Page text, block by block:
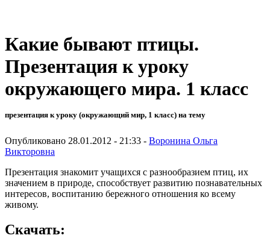
Какие бывают птицы.
Презентация к уроку
окружающего мира. 1 класс
презентация к уроку (окружающий мир, 1 класс) на тему
Опубликовано 28.01.2012 - 21:33 - Воронина Ольга
Викторовна
Презентация знакомит учащихся с разнообразием птиц, их
значением в природе, способствует развитию познавательных
интересов, воспитанию бережного отношения ко всему
живому.
Скачать: